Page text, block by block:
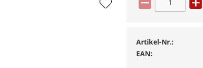
Artikel-Nr.:
EAN: